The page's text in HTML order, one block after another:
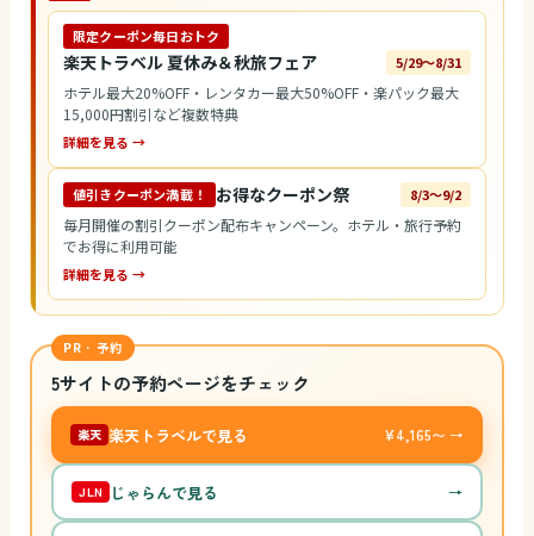
限定クーポン毎日おトク
楽天トラベル 夏休み＆秋旅フェア 5/29〜8/31
ホテル最大20%OFF・レンタカー最大50%OFF・楽パック最大
15,000円割引など複数特典
詳細を見る →
値引きクーポン満載！ お得なクーポン祭 8/3〜9/2
毎月開催の割引クーポン配布キャンペーン。ホテル・旅行予約
でお得に利用可能
詳細を見る →
PR · 予約
5サイトの予約ページをチェック
楽天 楽天トラベルで見る ¥4,165〜 →
JLN じゃらんで見る →